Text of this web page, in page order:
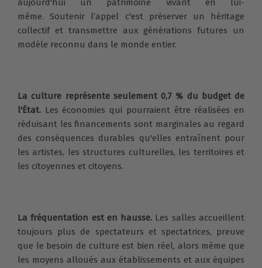
aujourd'hui un patrimoine vivant en lui-
même. Soutenir l’appel c'est préserver un héritage
collectif et transmettre aux générations futures un
modèle reconnu dans le monde entier.
La culture représente seulement 0,7 % du budget de
l'État. Les économies qui pourraient être réalisées en
réduisant les financements sont marginales au regard
des conséquences durables qu'elles entraînent pour
les artistes, les structures culturelles, les territoires et
les citoyennes et citoyens.
La fréquentation est en hausse. Les salles accueillent
toujours plus de spectateurs et spectatrices, preuve
que le besoin de culture est bien réel, alors même que
les moyens alloués aux établissements et aux équipes